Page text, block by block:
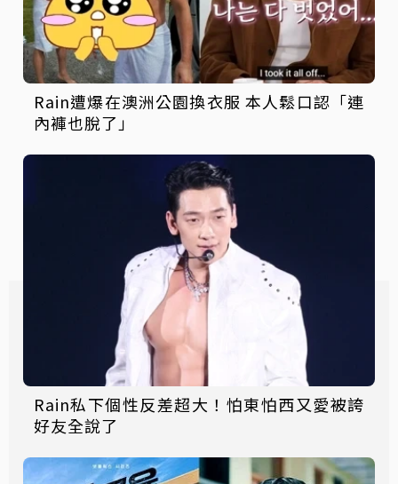
Rain遭爆在澳洲公園換衣服 本人鬆口認「連
內褲也脫了」
Rain私下個性反差超大！怕東怕西又愛被誇
好友全說了